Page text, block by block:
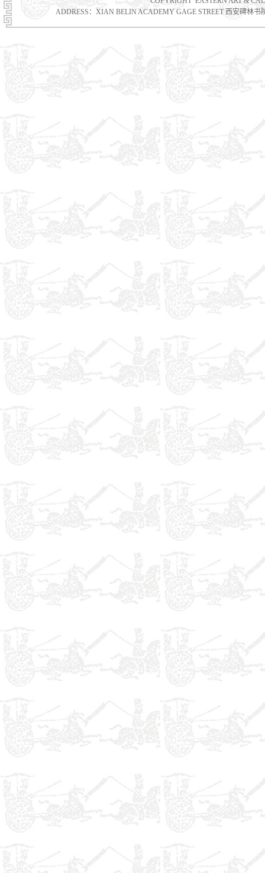
ADDRESS：XIAN BELIN ACADEMY GAGE STREET 西安碑林